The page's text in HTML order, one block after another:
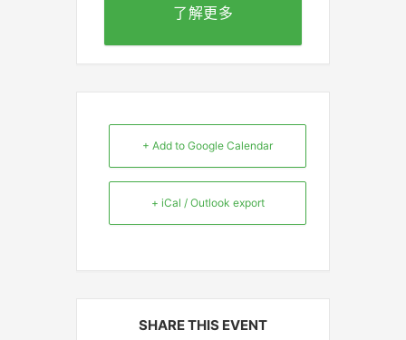
了解更多
+ Add to Google Calendar
+ iCal / Outlook export
SHARE THIS EVENT